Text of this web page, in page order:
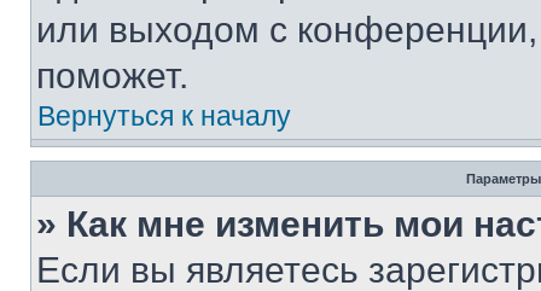
или выходом с
поможет.
Вернуться к началу
Параметры
» Как мне изменить мои
Если вы являетесь